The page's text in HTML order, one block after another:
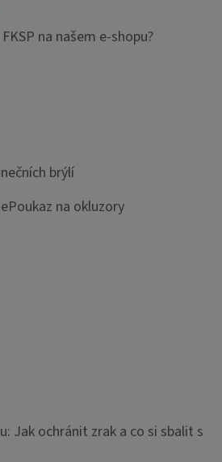
na našem e-shopu?
brýlí
na okluzory
Jak ochránit zrak a co si sbalit s